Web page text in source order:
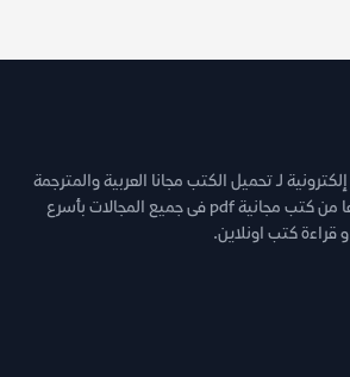
لـ تحميل الكتب مجانا العربية والمترجمة
والروايات والقصص وغيرها من كتب مجانية pdf فى جميع المجالات بأسرع
قراءة كتب اونلاين.